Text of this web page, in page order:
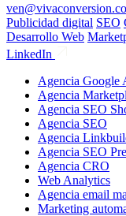
Publicidad digital SEO
Desarrollo Web
LinkedIn
Agencia Google
Agencia
Agencia SEO
Agencia SEO
Agencia
Agencia SEO
Agencia CRO
Web Analytics
Agencia email
Marketing